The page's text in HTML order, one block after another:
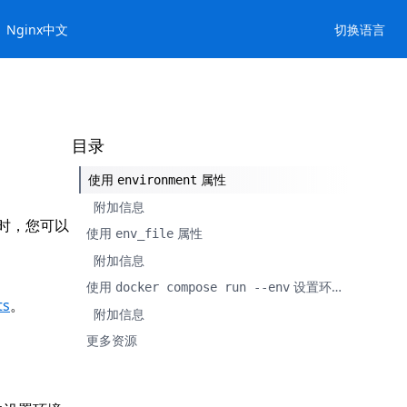
Nginx中文 切换语言
，您可以
。
目录
使用 environment 属性
附加信息
使用 env_file属性
附加信息
使用 docker compose run --env设置环境变量
附加信息
更多资源